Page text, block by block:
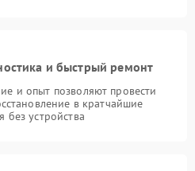
и быстрый ремонт
и опыт позволяют провести
в кратчайшие
устройства